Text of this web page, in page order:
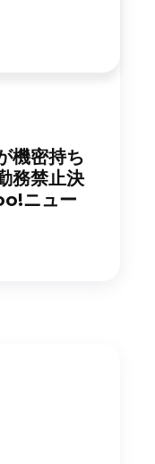
機密持ち
務禁止決
ニュー